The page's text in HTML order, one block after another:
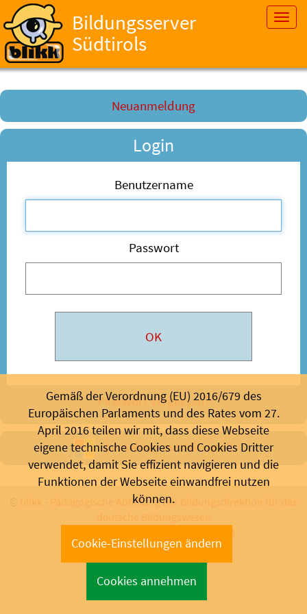
Bildungsserver
Südtirols
Neuanmeldung
Login
Benutzername
Passwort
Passwort vergessen?
Anmelden mit Microsoft
Pädagogische Abteilung der Bildungsdirektion für das
Gemäß der Verordnung (EU) 2016/679 des
Europäischen Parlaments und des Rates vom 27.
April 2016 teilen wir mit, dass diese Webseite
eigene technische Cookies und Cookies Dritter
verwendet, damit Sie effizient navigieren und die
Funktionen der Webseite einwandfrei nutzen
können.
Cookie-Einstellungen ändern
Cookies annehmen